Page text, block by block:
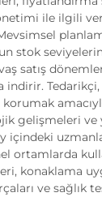
ile ilgili
stok
satış
indirir.
gelişmeleri ve
içindeki
ortamlarda
konaklama
ve sağlık